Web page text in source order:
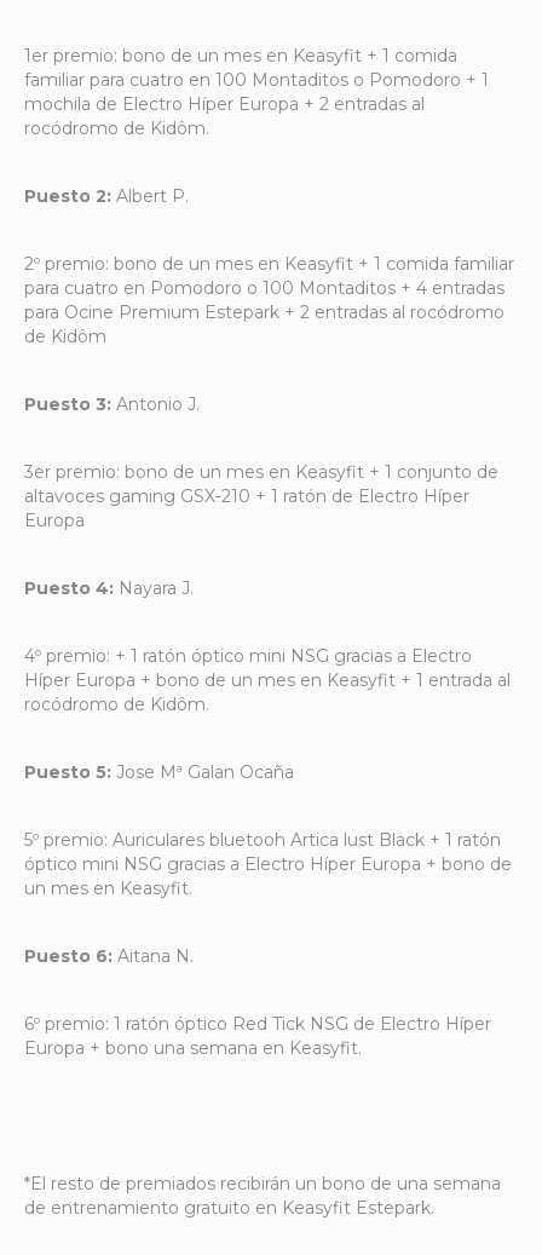
1er premio: bono de un mes en Keasyfit + 1 comida
familiar para cuatro en 100 Montaditos o Pomodoro + 1
mochila de Electro Híper Europa + 2 entradas al
rocódromo de Kidôm.
Puesto 2: Albert P.
2º premio: bono de un mes en Keasyfit + 1 comida familiar
para cuatro en Pomodoro o 100 Montaditos + 4 entradas
para Ocine Premium Estepark + 2 entradas al rocódromo
de Kidôm
Puesto 3: Antonio J.
3er premio: bono de un mes en Keasyfit + 1 conjunto de
altavoces gaming GSX-210 + 1 ratón de Electro Híper
Europa
Puesto 4: Nayara J.
4º premio: + 1 ratón óptico mini NSG gracias a Electro
Híper Europa + bono de un mes en Keasyfit + 1 entrada al
rocódromo de Kidôm.
Puesto 5: Jose Mª Galan Ocaña
5º premio: Auriculares bluetooh Artica lust Black + 1 ratón
óptico mini NSG gracias a Electro Híper Europa + bono de
un mes en Keasyfit.
Puesto 6: Aitana N.
6º premio: 1 ratón óptico Red Tick NSG de Electro Híper
Europa + bono una semana en Keasyfit.
*El resto de premiados recibirán un bono de una semana
de entrenamiento gratuito en Keasyfit Estepark.